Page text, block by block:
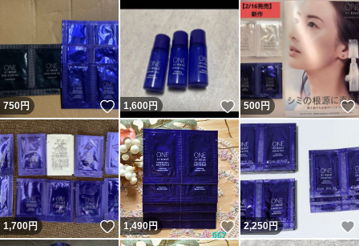
750円 いいね！
1,600円 いいね！
500円
1,700円 いいね！
1,490円 いいね！
2,250円